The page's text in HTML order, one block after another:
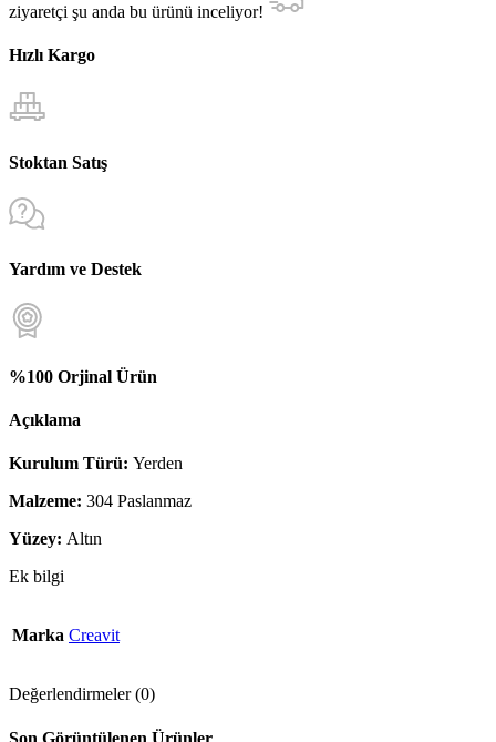
ziyaretçi şu anda bu ürünü inceliyor!
Hızlı Kargo
Stoktan Satış
Yardım ve Destek
%100 Orjinal Ürün
Açıklama
Kurulum Türü: Yerden
Malzeme: 304 Paslanmaz
Yüzey: Altın
Ek bilgi
Marka Creavit
Değerlendirmeler (0)
Son Görüntülenen Ürünler